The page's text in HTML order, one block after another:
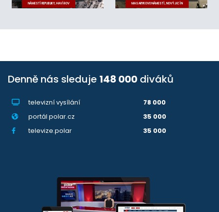
NÁMĚSTÍ REPUBLIKY, HAVÍŘOV MASARYKOVO NÁMĚSTÍ, NOVÝ JIČÍN
Denně nás sleduje 148 000 diváků
televizní vysílání
78 000
portál polar.cz
35 000
televize.polar
35 000